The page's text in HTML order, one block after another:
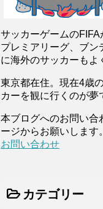
サッカーゲームのFIFA
プレミアリーグ、ブン
に海外のサッカーもよ
東京都在住。現在4歳
カーを観に行くのが夢
本ブログへのお問い合
ージからお願いします。
お問い合わせ
カテゴリー